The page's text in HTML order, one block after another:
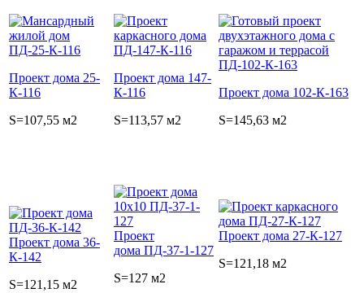
Проект дома 25-
К-116
S=107,55 м2
Проект дома 147-
К-116
S=113,57 м2
Проект дома 102-К-163
S=145,63 м2
Проект дома 36-
К-142
S=121,15 м2
Проект
дома ПД-37-1-127
S=127 м2
Проект дома 27-К-127
S=121,18 м2